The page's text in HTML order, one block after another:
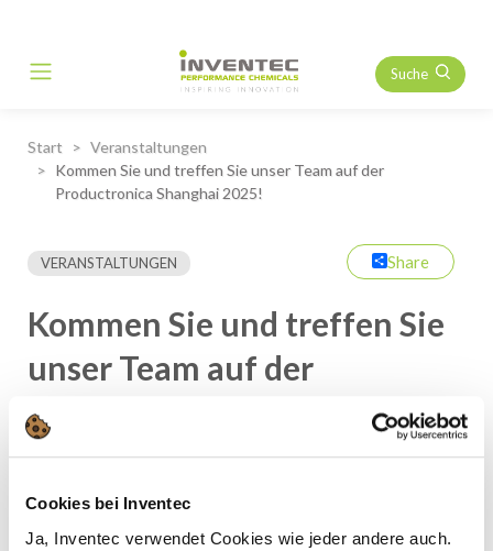
Cookies bei Inventec
Ja, Inventec verwendet Cookies wie jeder andere auch.
Main Navigation Suche
Start
Veranstaltungen
Kommen Sie und treffen Sie unser Team auf der
Productronica Shanghai 2025!
VERANSTALTUNGEN Share
Kommen Sie und treffen Sie
unser Team auf der
Productronica Shanghai
2025!
Das Inventec Team wird auf der Productronica Shanghai
Elektronikindustrie. Besuchen Sie uns am Hall E4 Stand 4122